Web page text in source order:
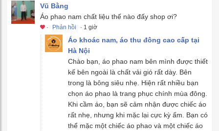
Vũ Bằng
Áo phao nam chất liệu thế nào đấy shop ơi?
· Phản hồi · 1 giờ
Áo khoác nam, áo thu đông cao cấp tại
Hà Nội
Chào bạn, áo phao nam bên mình được thiết
kế bên ngoài là chất vải gió rất dày. Bên
trong là bông siêu nhẹ. Hiện rất nhiều bạn
chọn áo phao là trang phục chính mùa đông.
Khi cầm áo, bạn sẽ cảm nhận được chiếc áo
rất nhẹ, nhưng khi mặc lại cực kỳ ấm. Bạn có
thể mặc một chiếc áo phao và một chiếc áo